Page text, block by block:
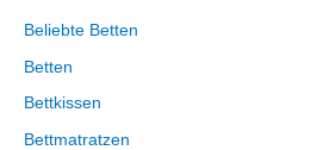
Beliebte Betten
Betten
Bettkissen
Bettmatratzen